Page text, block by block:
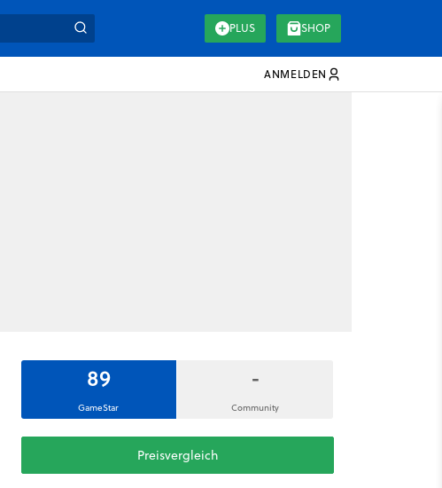
PLUS SHOP
ANMELDEN
89
GameStar
-
Community
Preisvergleich